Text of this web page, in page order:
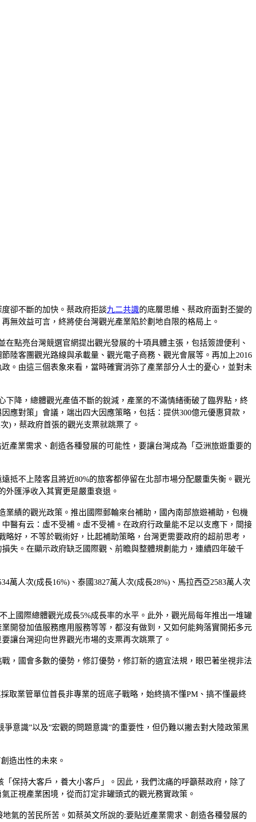
卻不斷的加快。蔡政府拒談九二共識的底層思維、蔡政府面對丕變的
無效益可言，終將使台灣觀光產業陷於劃地自限的格局上。
在點亮台灣競選官網提出觀光發展的十項具體主張，包括簽證便利、
陸客團觀光路線與承載量、觀光電子商務、觀光會展等。再加上2016
。由這三個表象來看，當時確實消弥了產業部分人士的憂心，並對未
下降，總體觀光產值不斷的銳減，產業的不滿情緒衝破了臨界點，終
應對策」會議，端出四大因應策略，包括：提供300億元優惠貸款，
)，蔡政府首張的觀光支票就跳票了。
產業需求、創造各種發展的可能性，要讓台灣成為「亞洲旅遊重要的
抵不上陸客且將近80%的旅客都停留在北部市場分配嚴重失衡。觀光
外匯淨收入其實更是嚴重衰退。
績的觀光政策。推出國際郵輪來台補助，國內南部旅遊補助，包機
醫有云：虛不受補。虛不受補。在政府行政量能不足以支應下，間接
好，不等於戰術好，比起補助策略，台灣更需要政府的超前思考，
失。在顯示政府缺乏國際觀、前瞻與整體規劃能力，連續四年破千
萬人次(成長16%)、泰國3827萬人次(成長28%)、馬拉西亞2583萬人次
上國際總體觀光成長5%成長率的水平。此外，觀光局每年推出一堆罐
開發加值服務應用服務等等，都沒有做到，又如何能夠落實開拓多元
讓台灣迎向世界觀光市場的支票再次跳票了。
，國會多數的優勢，修訂優勢，修訂新的適宜法規，眼巴著坐視非法
取業管單位首長非專業的班底子戰略，始終搞不懂PM、搞不懂最終
意識”以及”宏觀的問題意識”的重要性，但仍難以撇去對大陸政策黑
造出性的未來。
保持大客戶，養大小客戶」。因此，我們沈痛的呼籲蔡政府，除了
正視產業困境，從而訂定非罐頭式的觀光務實政策。
氣的苦民所苦。如蔡英文所說的:要貼近產業需求、創造各種發展的